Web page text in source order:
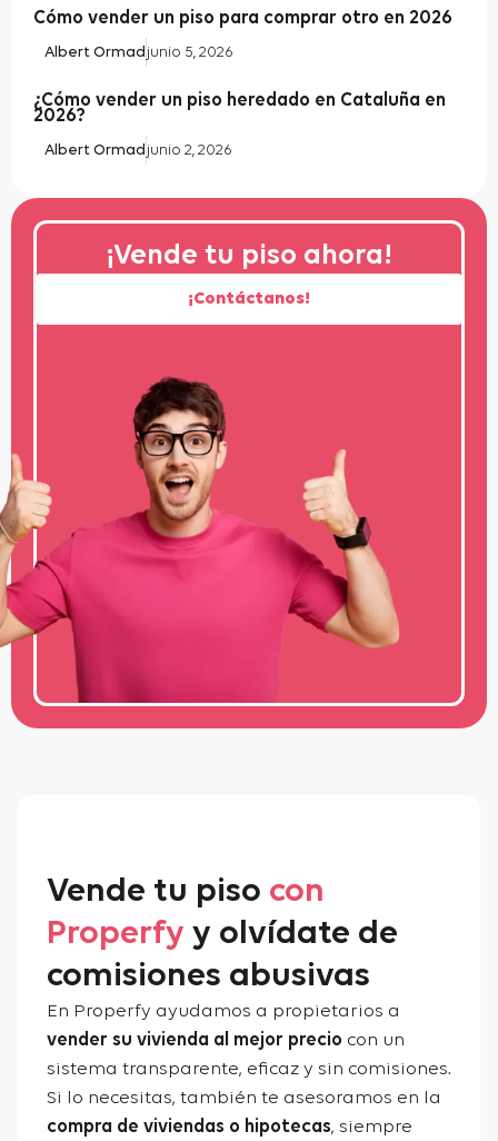
Cómo vender un piso para comprar otro en 2026
Albert Ormad junio 5, 2026
¿Cómo vender un piso heredado en Cataluña en
2026?
Albert Ormad junio 2, 2026
¡Vende tu piso ahora!
¡Contáctanos!
Vende tu piso con
Properfy y olvídate de
comisiones abusivas
En Properfy ayudamos a propietarios a
vender su vivienda al mejor precio con un
sistema transparente, eficaz y sin comisiones.
Si lo necesitas, también te asesoramos en la
compra de viviendas o hipotecas, siempre